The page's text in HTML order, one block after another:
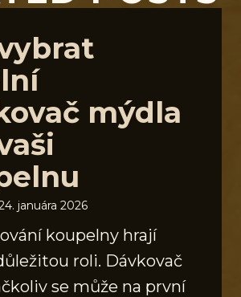
mýdla
januára 2026
koupelny hrají
roli. Dávkovač
se může na první